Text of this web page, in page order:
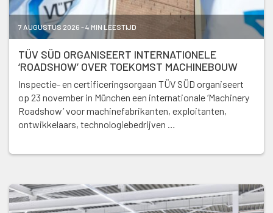
7 AUGUSTUS 2026 - 4 MIN LEESTIJD
TÜV SÜD ORGANISEERT INTERNATIONELE
‘ROADSHOW’ OVER TOEKOMST MACHINEBOUW
Inspectie- en certificeringsorgaan TÜV SÜD organiseert
op 23 november in München een internationale ‘Machinery
Roadshow’ voor machinefabrikanten, exploitanten,
ontwikkelaars, technologiebedrijven …